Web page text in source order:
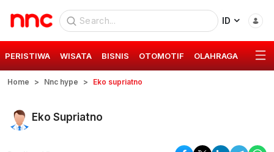
ID
PERISTIWA WISATA BISNIS OTOMOTIF OLAHRAGA GAYA
Home Nnc hype Eko supriatno
Eko Supriatno